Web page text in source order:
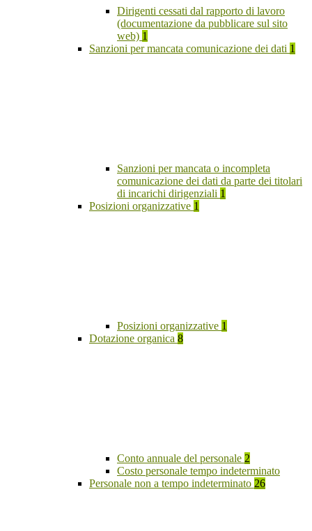
Dirigenti cessati dal rapporto di lavoro
(documentazione da pubblicare sul sito
web) 1
Sanzioni per mancata comunicazione dei dati 1
Sanzioni per mancata o incompleta
comunicazione dei dati da parte dei titolari
di incarichi dirigenziali 1
Posizioni organizzative 1
Posizioni organizzative 1
Dotazione organica 8
Conto annuale del personale 2
Costo personale tempo indeterminato
Personale non a tempo indeterminato 26